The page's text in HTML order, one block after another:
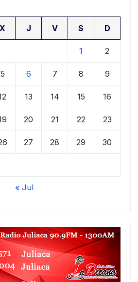
X J V S D
1 2
5 6 7 8 9
13 14 15 16
20 21 22 23
27 28 29 30
« Jul